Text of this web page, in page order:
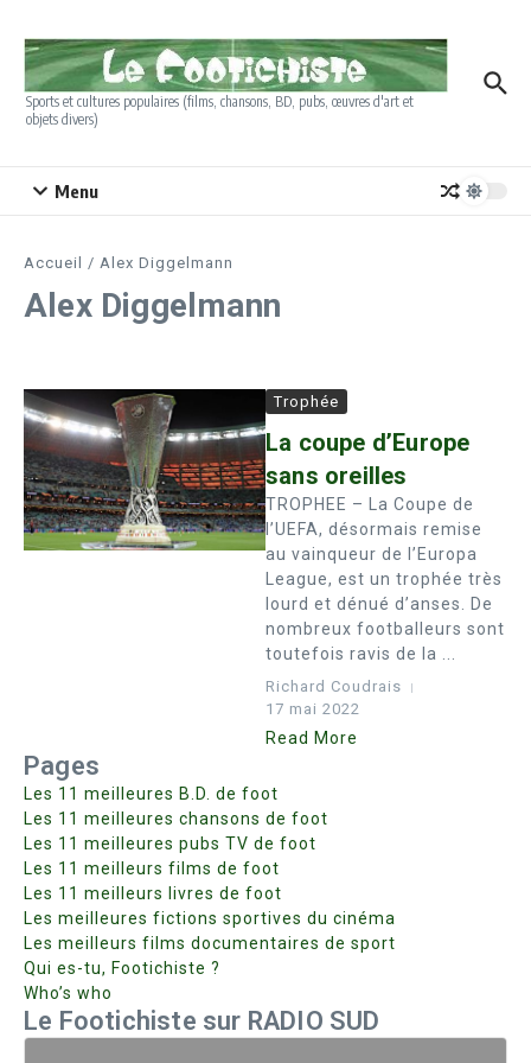
Sports et cultures populaires (films, chansons, BD, pubs, œuvres d'art et
objets divers)
Menu
Accueil / Alex Diggelmann
Alex Diggelmann
Trophée
La coupe d’Europe
sans oreilles
TROPHEE – La Coupe de
l’UEFA, désormais remise
au vainqueur de l’Europa
League, est un trophée très
lourd et dénué d’anses. De
nombreux footballeurs sont
toutefois ravis de la ...
Richard Coudrais
17 mai 2022
Read More
Pages
Les 11 meilleures B.D. de foot
Les 11 meilleures chansons de foot
Les 11 meilleures pubs TV de foot
Les 11 meilleurs films de foot
Les 11 meilleurs livres de foot
Les meilleures fictions sportives du cinéma
Les meilleurs films documentaires de sport
Qui es-tu, Footichiste ?
Who’s who
Le Footichiste sur RADIO SUD